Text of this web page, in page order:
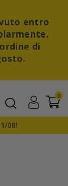
entro
di
0
08!